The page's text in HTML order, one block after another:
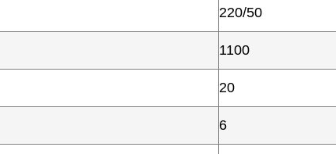
220/50
1100
20
6